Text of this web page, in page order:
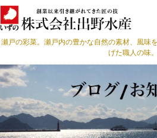
瀬戸の彩菜。瀬戸内の豊かな自然の素材、風味
げた職人の味。